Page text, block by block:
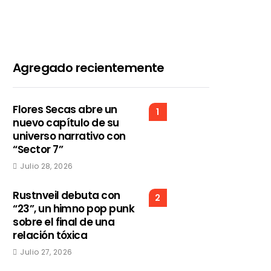
Agregado recientemente
1
Flores Secas abre un
nuevo capítulo de su
universo narrativo con
“Sector 7”
Julio 28, 2026
2
Rustnveil debuta con
“23”, un himno pop punk
sobre el final de una
relación tóxica
Julio 27, 2026